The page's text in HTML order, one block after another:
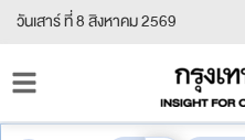
วันเสาร์ ที่ 8 สิงหาคม 2569